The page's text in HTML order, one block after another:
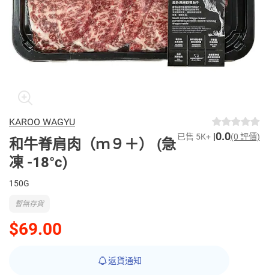
KAROO WAGYU
和牛脊肩肉（ｍ９＋） (急
凍 -18°c)
已售 5K+ 0.0(0 評價)
150G
$69.00
暫無存貨
返貨通知